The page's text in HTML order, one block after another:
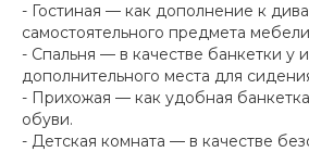
- Гостиная — как дополнение к
самостоятельного предмета
- Спальня — в качестве банкетки у
дополнительного места для
- Прихожая — как удобная
обуви.
- Детская комната — в качестве